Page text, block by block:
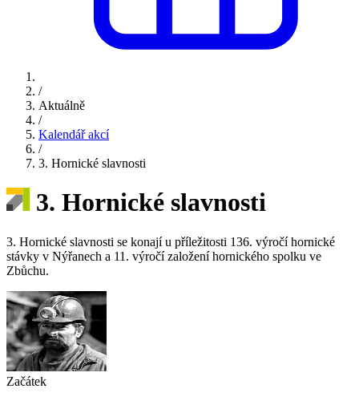
/
Aktuálně
/
Kalendář akcí
/
3. Hornické slavnosti
3. Hornické slavnosti
3. Hornické slavnosti se konají u příležitosti 136. výročí hornické
stávky v Nýřanech a 11. výročí založení hornického spolku ve
Zbůchu.
Začátek